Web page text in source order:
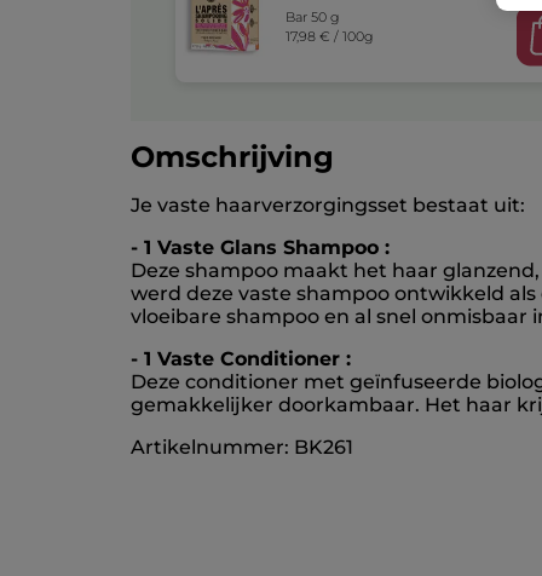
Bar 50 g
17,98 € / 100g
Omschrijving
Je vaste haarverzorgingsset bestaat uit:
- 1 Vaste Glans Shampoo :
Deze shampoo maakt het haar
werd deze vaste shampoo ontwikkeld
vloeibare shampoo en al snel onmisbaar
- 1 Vaste Conditioner :
Deze conditioner met geïnfuseerde
gemakkelijker doorkambaar. Het haar
Artikelnummer: BK261